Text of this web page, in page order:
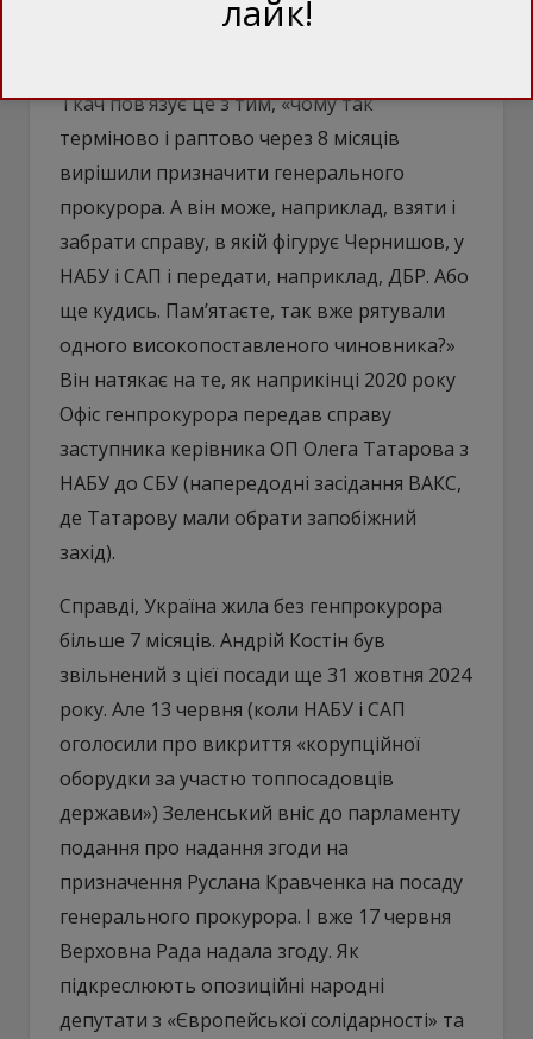
історію з використанням гвинтокрилів
Ткач пов’язує це з тим, «чому так
терміново і раптово через 8 місяців
вирішили призначити генерального
прокурора. А він може, наприклад, взяти і
забрати справу, в якій фігурує Чернишов, у
НАБУ і САП і передати, наприклад, ДБР. Або
ще кудись. Памʼятаєте, так вже рятували
одного високопоставленого чиновника?»
Він натякає на те, як наприкінці 2020 року
Офіс генпрокурора передав справу
заступника керівника ОП Олега Татарова з
НАБУ до СБУ (напередодні засідання ВАКС,
де Татарову мали обрати запобіжний
захід).
Справді, Україна жила без генпрокурора
більше 7 місяців. Андрій Костін був
звільнений з цієї посади ще 31 жовтня 2024
року. Але 13 червня (коли НАБУ і САП
оголосили про викриття «корупційної
оборудки за участю топпосадовців
держави») Зеленський вніс до парламенту
подання про надання згоди на
призначення Руслана Кравченка на посаду
генерального прокурора. І вже 17 червня
Верховна Рада надала згоду. Як
підкреслюють опозиційні народні
депутати з «Європейської солідарності» та
лайк!